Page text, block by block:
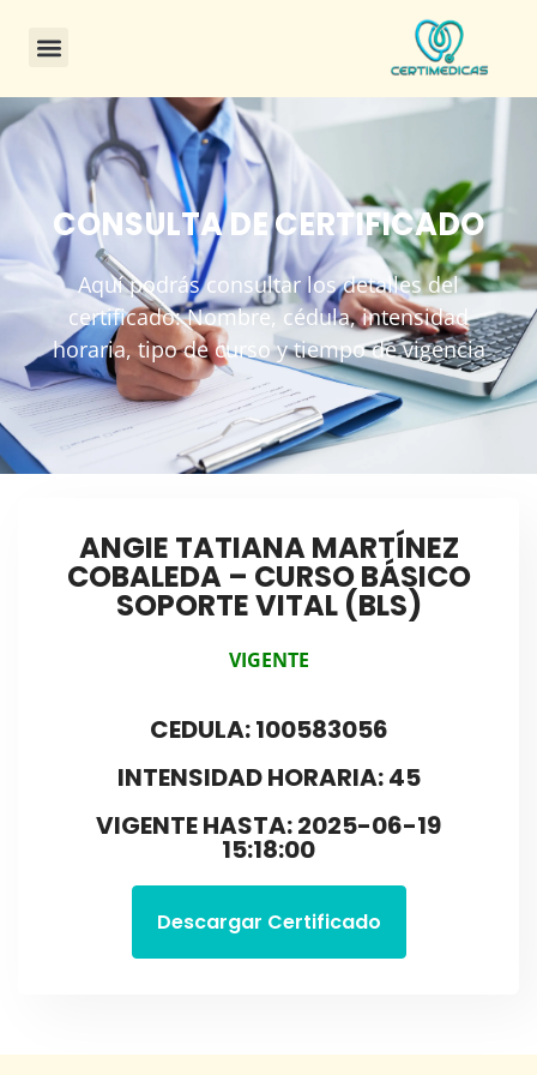
CONSULTA DE CERTIFICADO
Aquí podrás consultar los detalles del
certificado: Nombre, cédula, intensidad
horaria, tipo de curso y tiempo de vigencia
ANGIE TATIANA MARTÍNEZ
COBALEDA – CURSO BÁSICO
SOPORTE VITAL (BLS)
VIGENTE
CEDULA: 100583056
INTENSIDAD HORARIA: 45
VIGENTE HASTA: 2025-06-19
15:18:00
Descargar Certificado